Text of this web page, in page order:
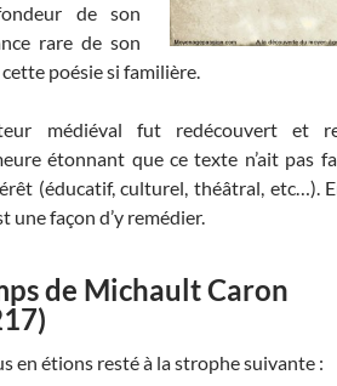
de son
rare de son
poésie si familière.
médiéval fut redécouvert et
étonnant que ce texte n’ait pas
(éducatif, culturel, théâtral, etc…).
une façon d’y remédier.
de Michault Caron
en étions resté à la strophe suivante :